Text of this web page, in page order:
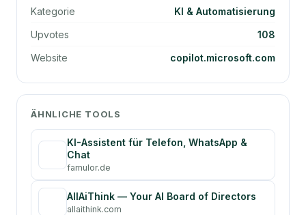
Kategorie
KI & Automatisierung
Upvotes
108
Website
copilot.microsoft.com
ÄHNLICHE TOOLS
KI-Assistent für Telefon, WhatsApp &
Chat
famulor.de
AllAiThink — Your AI Board of Directors
allaithink.com